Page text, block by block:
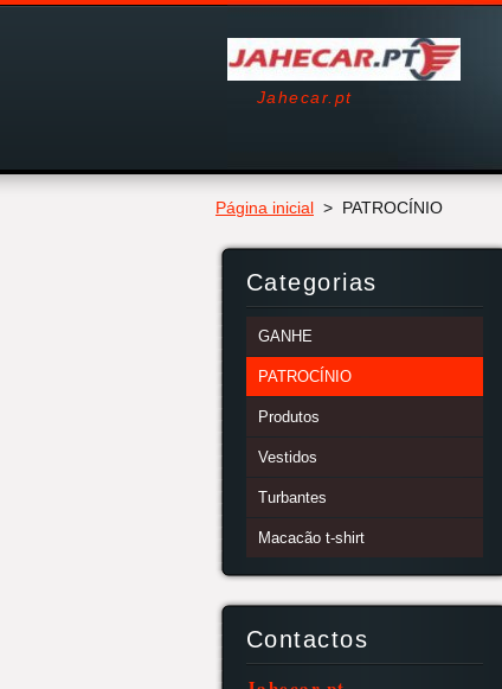
Jahecar.pt
Página inicial > PATROCÍNIO
Categorias
GANHE
PATROCÍNIO
Produtos
Vestidos
Turbantes
Macacão t-shirt
Contactos